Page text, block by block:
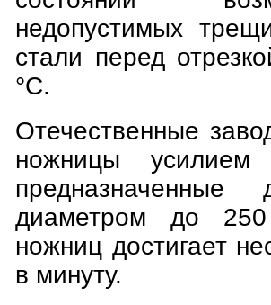
недопустимых
стали перед
°С.
Отечественные
ножницы
предназначенные
диаметром до 250
ножниц достигает
в минуту.